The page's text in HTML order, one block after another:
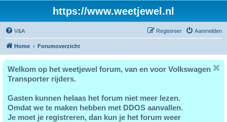
https://www.weetjewel.nl
V&A Aanmelden
Registreer
Home Forumoverzicht
Welkom op het weetjewel forum, van en voor Volkswagen
Transporter rijders.
Gasten kunnen helaas het forum niet meer lezen.
Omdat we te maken hebben met DDOS aanvallen.
Je moet je registreren, dan kun je het forum weer